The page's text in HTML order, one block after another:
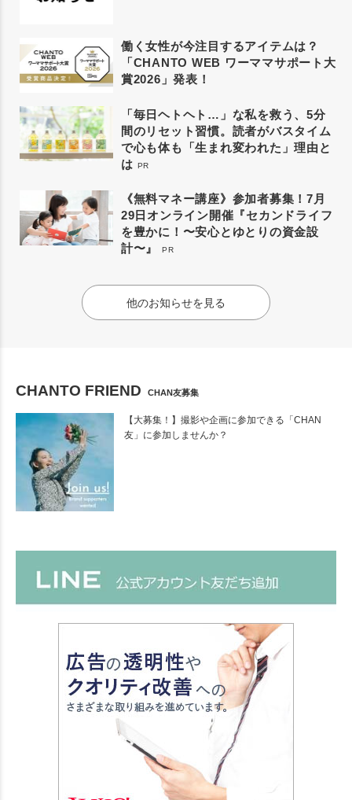
働く女性が今注目するアイテムは？
「CHANTO WEB ワーママサポート大
賞2026」発表！
「毎日ヘトヘト…」な私を救う、5分
間のリセット習慣。読者がバスタイム
で心も体も「生まれ変われた」理由と
は PR
《無料マネー講座》参加者募集！7月
29日オンライン開催『セカンドライフ
を豊かに！〜安心とゆとりの資金設
計〜』
PR
他のお知らせを見る
CHANTO FRIEND CHAN友募集
【大募集！】撮影や企画に参加できる「CHAN
友」に参加しませんか？